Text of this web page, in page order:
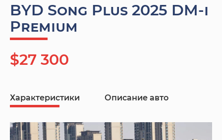
BYD Song Plus 2025 DM-i
Premium
$27 300
Характеристики Описание авто